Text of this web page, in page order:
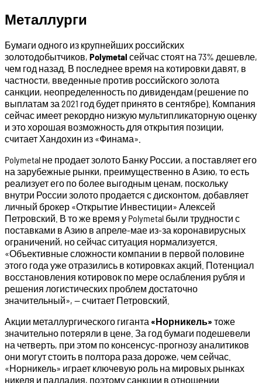
Металлурги
Бумаги одного из крупнейших российских
золотодобытчиков, Polymetal сейчас стоят на 73% дешевле,
чем год назад. В последнее время на котировки давят, в
частности, введенные против российского золота
санкции, неопределенность по дивидендам (решение по
выплатам за 2021 год будет принято в сентябре). Компания
сейчас имеет рекордно низкую мультипликаторную оценку
и это хорошая возможность для открытия позиции,
считает Хандохин из «Финама».
Polymetal не продает золото Банку России, а поставляет его
на зарубежные рынки, преимущественно в Азию, то есть
реализует его по более выгодным ценам, поскольку
внутри России золото продается с дисконтом, добавляет
личный брокер «Открытие Инвестиции» Алексей
Петровский. В то же время у Polymetal были трудности с
поставками в Азию в апреле-мае из-за коронавирусных
ограничений, но сейчас ситуация нормализуется.
«Объективные сложности компании в первой половине
этого года уже отразились в котировках акций. Потенциал
восстановления котировок по мере ослабления рубля и
решения логистических проблем достаточно
значительный», — считает Петровский.
Акции металлургического гиганта «Норникель» тоже
значительно потеряли в цене. За год бумаги подешевели
на четверть, при этом по консенсус-прогнозу аналитиков
они могут стоить в полтора раза дороже, чем сейчас.
«Норникель» играет ключевую роль на мировых рынках
никеля и палладия, поэтому санкции в отношении